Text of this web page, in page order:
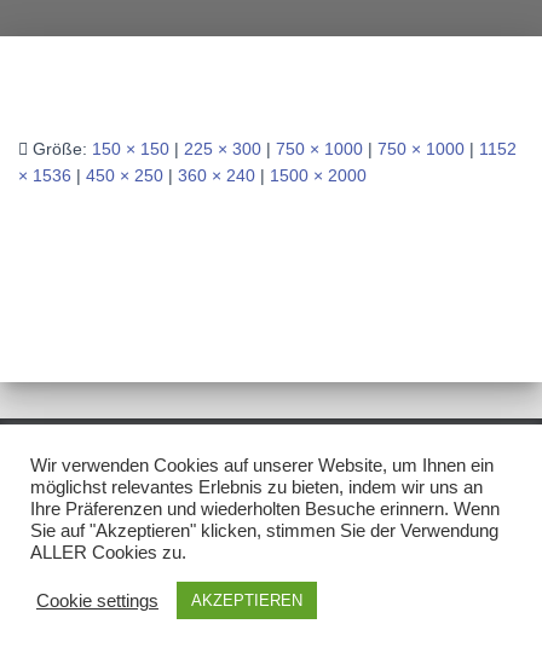
Größe: 150 × 150 | 225 × 300 | 750 × 1000 | 750 × 1000 | 1152
× 1536 | 450 × 250 | 360 × 240 | 1500 × 2000
IMPRESSUM/DISCLAIMER DATENSCHUTZ
NEWSLETTER
Hestia | Entwickelt von
Wir verwenden Cookies auf unserer Website, um Ihnen ein
möglichst relevantes Erlebnis zu bieten, indem wir uns an
Ihre Präferenzen und wiederholten Besuche erinnern. Wenn
Sie auf "Akzeptieren" klicken, stimmen Sie der Verwendung
ALLER Cookies zu.
Cookie settings AKZEPTIEREN